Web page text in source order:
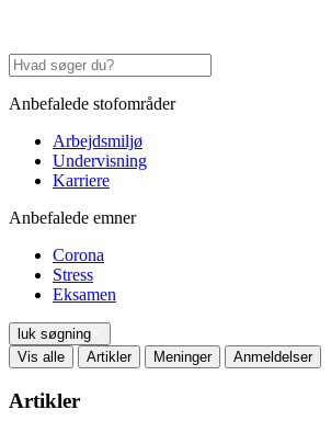
Anbefalede stofområder
Arbejdsmiljø
Undervisning
Karriere
Anbefalede emner
Corona
Stress
Eksamen
luk søgning
Vis alle
Artikler Meninger Anmeldelser
Artikler